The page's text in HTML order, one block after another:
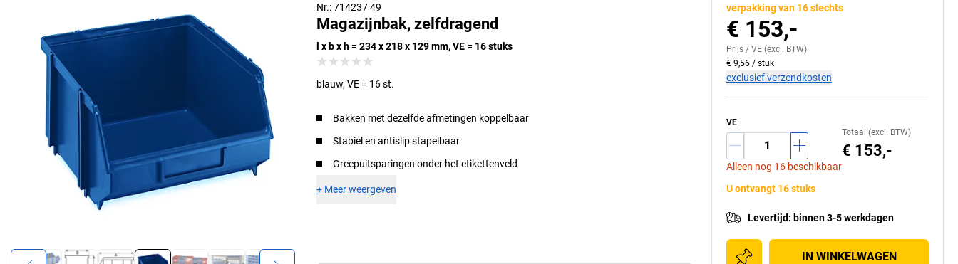
Nr.: 714237 49
Magazijnbak, zelfdragend
l x b x h = 234 x 218 x 129 mm, VE = 16 stuks
blauw, VE = 16 st.
Bakken met dezelfde afmetingen koppelbaar
Stabiel en antislip stapelbaar
Greepuitsparingen onder het etikettenveld
+ Meer weergeven
verpakking van 16 slechts
€ 153,-
Prijs / VE (excl. BTW)
€ 9,56 / stuk
exclusief verzendkosten
VE
Alleen nog 16 beschikbaar
Totaal (excl. BTW)
€ 153,-
U ontvangt 16 stuks
Levertijd: binnen 3-5 werkdagen
IN WINKELWAGEN